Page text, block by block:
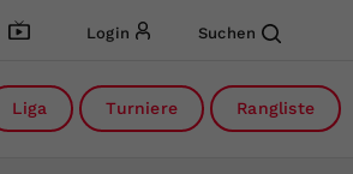
Login Suchen
Liga Turniere Rangliste